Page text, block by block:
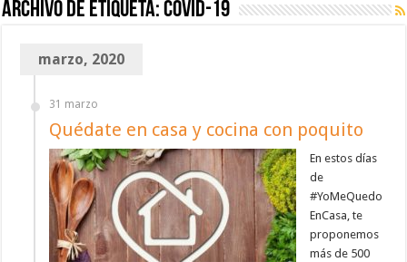
Archivo de etiqueta:COVID-19
marzo, 2020
31 marzo
Quédate en casa y cocina con poquito
En estos días
de
#YoMeQuedo
EnCasa, te
proponemos
más de 500